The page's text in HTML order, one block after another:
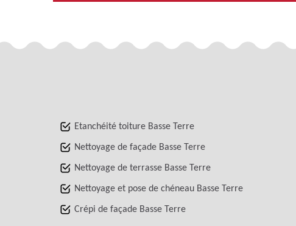
Etanchéité toiture Basse Terre
Nettoyage de façade Basse Terre
Nettoyage de terrasse Basse Terre
Nettoyage et pose de chéneau Basse Terre
Crépi de façade Basse Terre